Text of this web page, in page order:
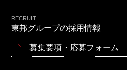
RECRUIT
東邦グループの採用情報
募集要項・応募フォーム